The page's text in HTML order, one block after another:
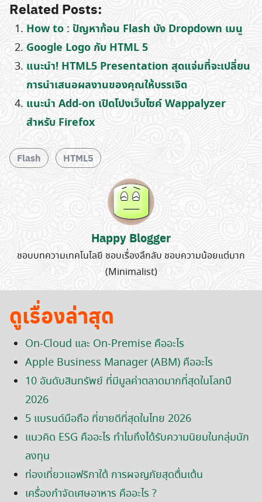
for:
Related Posts:
How to : ปัญหาก้อน Flash บัง Dropdown เมนู
Google Logo กับ HTML 5
แนะนำ! HTML5 Presentation สุดแจ่มที่จะเปลี่ยน
การนำเสนอผลงานของคุณให้บรรเจิด
แนะนำ Add-on เปิดโปงเว็บไซค์ Wappalyzer
สำหรับ Firefox
Flash HTML5
Happy Blogger
ชอบบทความเทคโนโลยี ชอบเรื่องลึกลับ ชอบความน้อยแต่มาก
(Minimalist)
ดูเรื่องล่าสุด
On-Cloud และ On-Premise คืออะไร
Apple Business Manager (ABM) คืออะไร
10 อันดับสินทรัพย์ ที่มีมูลค่าตลาดมากที่สุดในโลกปี
2026
5 แบรนด์มือถือ ที่ขายดีที่สุดในไทย 2026
แนวคิด ESG คืออะไร ทำไมถึงได้รับความนิยมในกลุ่มนัก
ลงทุน
ท่องเที่ยวแอฟริกาใต้ การผจญภัยสุดตื่นเต้น
เครื่องกำจัดเศษอาหาร คืออะไร ?